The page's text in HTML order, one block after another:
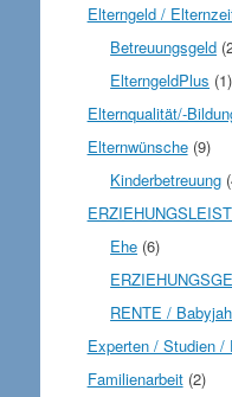
Elterngeld /
Betreuungsgeld
ElterngeldPlus (1)
Elternqualität/-
Elternwünsche(9)
Kinderbetreuung
Ehe (6)
RENTE /
Experten / Studien /
Familienarbeit(2)